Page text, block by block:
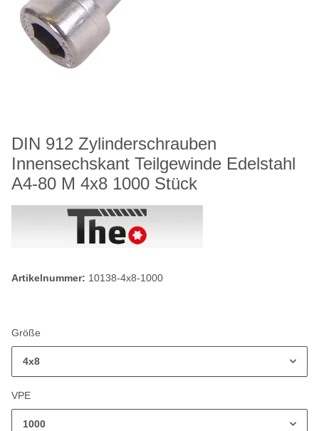
DIN 912 Zylinderschrauben
Innensechskant Teilgewinde Edelstahl
A4-80 M 4x8 1000 Stück
Artikelnummer: 10138-4x8-1000
Größe
4x8
VPE
1000